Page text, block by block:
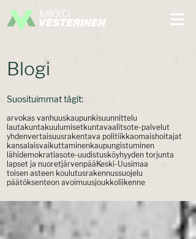
Blogi
Suosituimmat tägit:
arvokas vanhuuskaupunkisuunnittelu
lautakuntakuulumisetkuntavaalitsote-palvelut
yhdenvertaisuusrakentava politiikkaomaishoitajat
kansalaisvaikuttaminenkaupungistuminen
lähidemokratiasote-uudistusköyhyyden torjunta
lapset ja nuoretjärvenpää Keski-Uusimaa
toisen asteen koulutusrakennussuojelu
päätöksenteon avoimuusjoukkoliikenne